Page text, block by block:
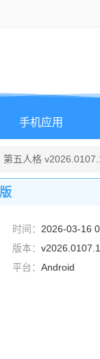
手机应用
五人格
时间： 2026-03-16
版本：
卓版
平台： Android